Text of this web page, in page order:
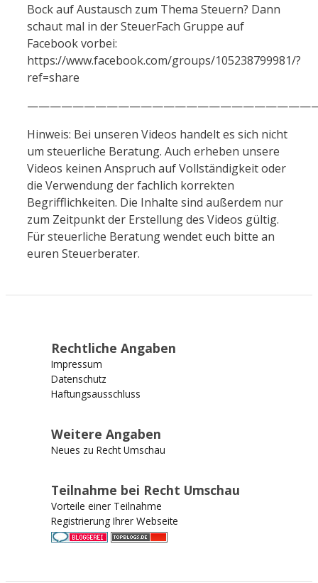
Bock auf Austausch zum Thema Steuern? Dann
schaut mal in der SteuerFach Gruppe auf
Facebook vorbei:
https://www.facebook.com/groups/105238799981/?
ref=share
Hinweis: Bei unseren Videos handelt es sich nicht
um steuerliche Beratung. Auch erheben unsere
Videos keinen Anspruch auf Vollständigkeit oder
die Verwendung der fachlich korrekten
Begrifflichkeiten. Die Inhalte sind außerdem nur
zum Zeitpunkt der Erstellung des Videos gültig.
Für steuerliche Beratung wendet euch bitte an
euren Steuerberater.
Rechtliche Angaben
Impressum
Datenschutz
Haftungsausschluss
Weitere Angaben
Neues zu Recht Umschau
Teilnahme bei Recht Umschau
Vorteile einer Teilnahme
Registrierung Ihrer Webseite